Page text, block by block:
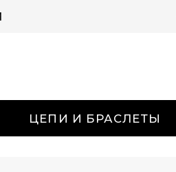
ЦЕПИ И БРАСЛЕТЫ